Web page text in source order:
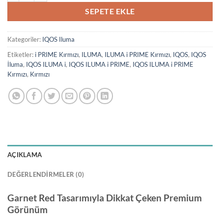
SEPETE EKLE
Kategoriler: IQOS Iluma
Etiketler: i PRIME Kırmızı, ILUMA, ILUMA i PRIME Kırmızı, IQOS, IQOS
İluma, IQOS ILUMA i, IQOS ILUMA i PRIME, IQOS ILUMA i PRIME
Kırmızı, Kırmızı
AÇIKLAMA
DEĞERLENDIRMELER (0)
Garnet Red Tasarımıyla Dikkat Çeken Premium
Görünüm